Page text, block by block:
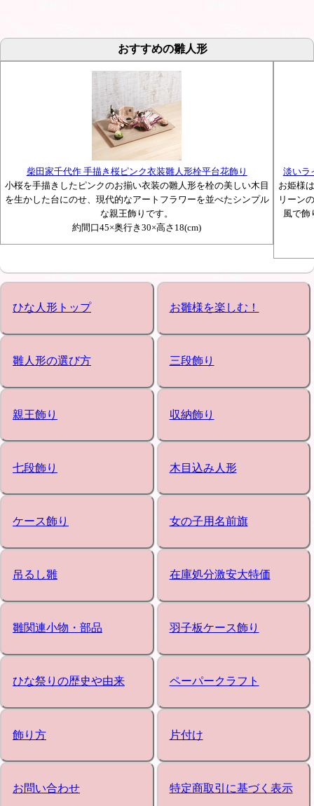
おすすめの雛人形
柴田家千代作 手描き桜ピンク衣装雛人形栓平台花飾り
小桜を手描きしたピンクのお揃い衣装の雛人形を栓の美しい木目
を生かした台にのせ、現代的なアートフラワーを並べたシンプル
な親王飾りです。
約間口45×奥行き30×高さ18(cm)
淡いラ
お姫様
リーン
風で飾
ひな人形トップ お雛様を楽しむ！
雛人形の選び方 三段飾り
親王飾り 収納飾り
七段飾り 木目込み人形
ケース飾り 女の子用名前旗
吊るし雛 在庫処分激安大特価
雛関連小物・部品 羽子板ケース飾り
ひな祭りの歴史や由来 ペーパークラフト
飾り方 片付け
お問い合わせ 特定商取引に基づく表示